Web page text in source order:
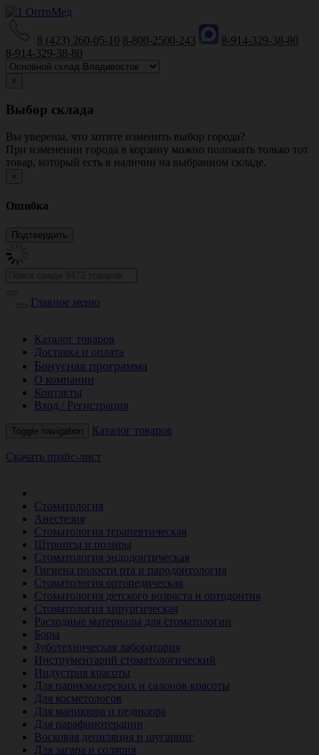
8 (423) 260-05-10 8-800-2500-243
8-914-329-38-80
8-914-329-38-80
×
Выбор склада
Вы уверены, что хотите изменить выбор города?
При изменении города в корзину можно положить только тот
товар, который есть в наличии на выбранном складе.
×
Ошибка
Главное меню
Каталог товаров
Доставка и оплата
Бонусная программа
О компании
Контакты
Вход / Регистрация
Toggle navigation Каталог товаров
Скачать прайс-лист
Стоматология
Анестезия
Стоматология терапевтическая
Штрипсы и полиры
Стоматология эндодонтическая
Гигиена полости рта и пародонтология
Стоматология ортопедическая
Стоматология детского возраста и ортодонтия
Стоматология хирургическая
Расходные материалы для стоматологии
Боры
Зуботехническая лаборатория
Инструментарий стоматологический
Индустрия красоты
Для парикмахерских и салонов красоты
Для косметологов
Для маникюра и педикюра
Для парафинотерапии
Восковая депиляция и шугаринг
Для загара и солярия